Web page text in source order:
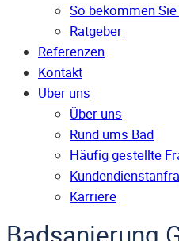
So bekommen
Ratgeber
Referenzen
Kontakt
Über uns
Über uns
Rund ums Bad
Häufig gestellte
Karriere